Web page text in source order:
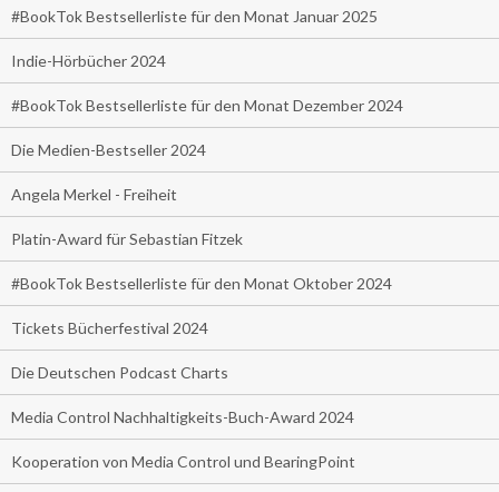
#BookTok Bestsellerliste für den Monat Januar 2025
Indie-Hörbücher 2024
#BookTok Bestsellerliste für den Monat Dezember 2024
Die Medien-Bestseller 2024
Angela Merkel - Freiheit
Platin-Award für Sebastian Fitzek
#BookTok Bestsellerliste für den Monat Oktober 2024
Tickets Bücherfestival 2024
Die Deutschen Podcast Charts
Media Control Nachhaltigkeits-Buch-Award 2024
Kooperation von Media Control und BearingPoint